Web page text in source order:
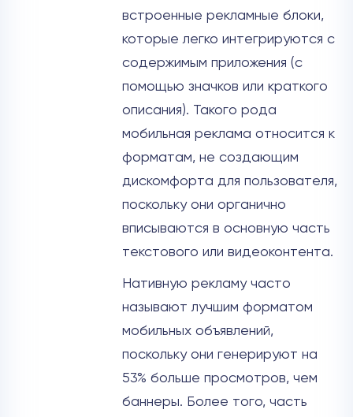
встроенные рекламные блоки,
которые легко интегрируются с
содержимым приложения (с
помощью значков или краткого
описания). Такого рода
мобильная реклама относится к
форматам, не создающим
дискомфорта для пользователя,
поскольку они органично
вписываются в основную часть
текстового или видеоконтента.
Нативную рекламу часто
называют лучшим форматом
мобильных объявлений,
поскольку они генерируют на
53% больше просмотров, чем
баннеры. Более того, часть